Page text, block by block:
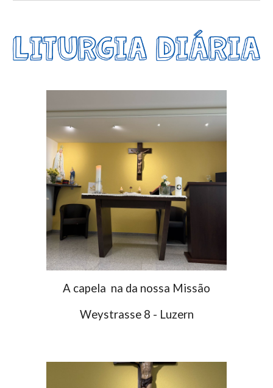
A capela na da nossa Missão
Weystrasse 8 - Luzern